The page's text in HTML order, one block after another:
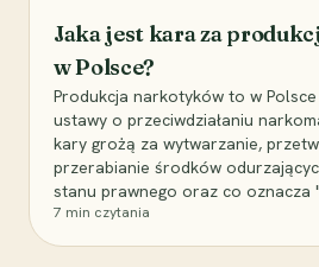
Jaka jest kara za
w Polsce?
Produkcja narkotyków to w
ustawy o przeciwdziałaniu
kary grożą za wytwarzanie,
przerabianie środków
stanu prawnego oraz co oznacza
7 min czytania